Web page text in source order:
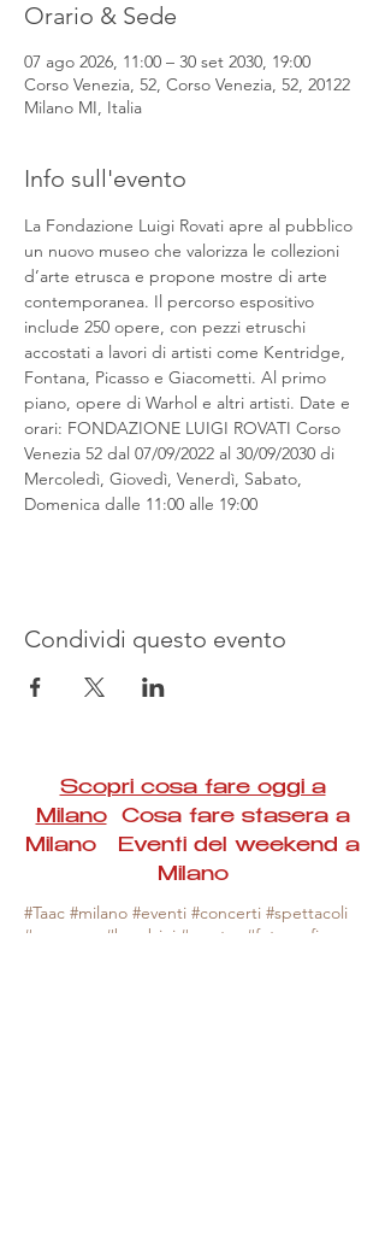
Orario & Sede
07 ago 2026, 11:00 – 30 set 2030, 19:00
Corso Venezia, 52, Corso Venezia, 52, 20122
Milano MI, Italia
Info sull'evento
La Fondazione Luigi Rovati apre al pubblico
un nuovo museo che valorizza le collezioni
d’arte etrusca e propone mostre di arte
contemporanea. Il percorso espositivo
include 250 opere, con pezzi etruschi
accostati a lavori di artisti come Kentridge,
Fontana, Picasso e Giacometti. Al primo
piano, opere di Warhol e altri artisti. Date e
orari: FONDAZIONE LUIGI ROVATI Corso
Venezia 52 dal 07/09/2022 al 30/09/2030 di
Mercoledì, Giovedì, Venerdì, Sabato,
Domenica dalle 11:00 alle 19:00
Condividi questo evento
Scopri cosa fare oggi a
MilanoCosa fare stasera a
Milano Eventi del weekend a
Milano
#Taac #milano #eventi #concerti #spettacoli
#rassegne #bambini #mostre #fotografia